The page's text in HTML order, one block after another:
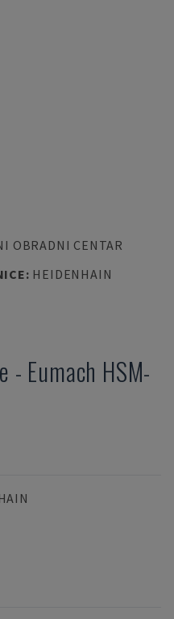
OBRADNI CENTAR
: HEIDENHAIN
- Eumach HSM-